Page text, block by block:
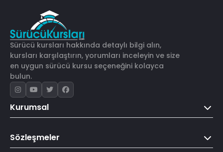
Sürücü kursları hakkında detaylı bilgi alın,
kursları karşılaştırın, yorumları inceleyin ve size
en uygun sürücü kursu seçeneğini kolayca
bulun.
Kurumsal
Sözleşmeler